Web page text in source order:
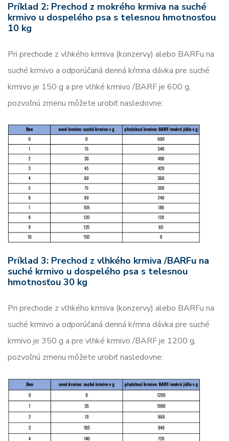
Príklad 2: Prechod z mokrého krmiva na suché
krmivo u dospelého psa s telesnou hmotnosťou
10 kg
Pri prechode z vlhkého krmiva (konzervy) alebo BARFu na
suché krmivo a odporúčaná denná kŕmna dávka pre suché
krmivo je 150 g a pre vlhké krmivo /BARF je 600 g,
pozvoľnú zmenu môžete urobiť nasledovne:
Príklad 3: Prechod z vlhkého krmiva /BARFu na
suché krmivo u dospelého psa s telesnou
hmotnosťou 30 kg
Pri prechode z vlhkého krmiva (konzervy) alebo BARFu na
suché krmivo a odporúčaná denná kŕmna dávka pre suché
krmivo je 350 g a pre vlhké krmivo /BARF je 1200 g,
pozvoľnú zmenu môžete urobiť nasledovne: